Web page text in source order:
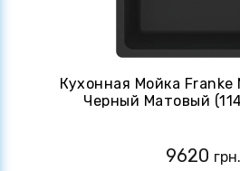
Кухонная Мойка Franke
Черный Матовый
9620 грн.